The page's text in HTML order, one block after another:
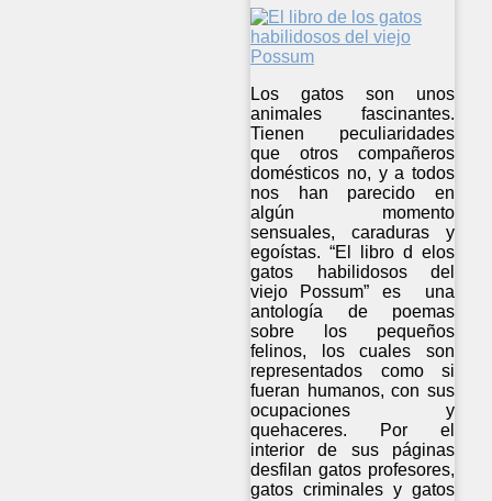
Los gatos son unos
animales fascinantes.
Tienen peculiaridades
que otros compañeros
domésticos no, y a todos
nos han parecido en
algún momento
sensuales, caraduras y
egoístas. “El libro d elos
gatos habilidosos del
viejo Possum” es una
antología de poemas
sobre los pequeños
felinos, los cuales son
representados como si
fueran humanos, con sus
ocupaciones y
quehaceres. Por el
interior de sus páginas
desfilan gatos profesores,
gatos criminales y gatos